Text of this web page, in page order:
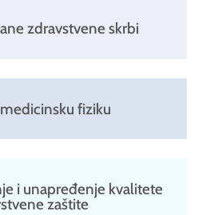
zdravstvene skrbi
fiziku
i unapređenje kvalitete
zaštite